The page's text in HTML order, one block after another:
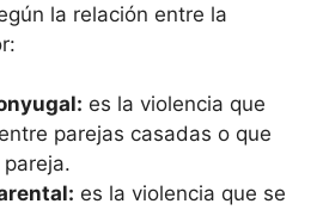
la relación entre la
es la violencia que
parejas casadas o que
es la violencia que se